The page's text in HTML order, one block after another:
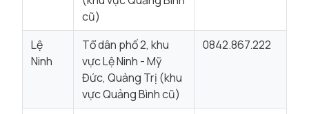
cũ)
Lệ
Ninh
Tổ dân phố 2, khu
vực Lệ Ninh - Mỹ
Đức, Quảng Trị (khu
vực Quảng Bình cũ)
0842.867.222